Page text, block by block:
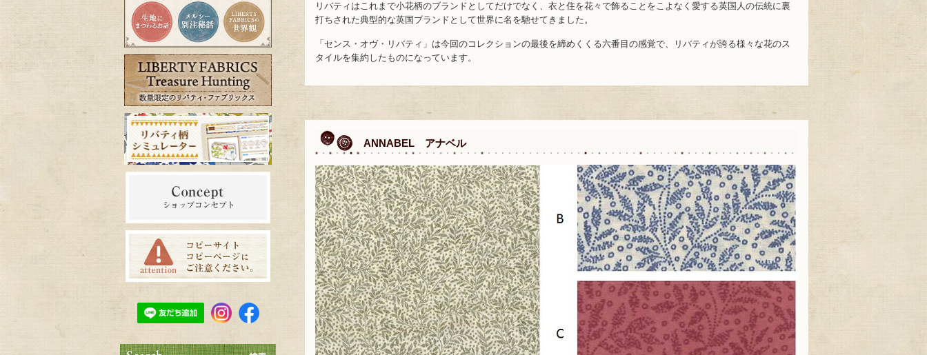
リバティはこれまで小花柄のブランドとしてだけでなく、衣と住を花々で飾ることをこよなく愛する英国人の伝統に裏
打ちされた典型的な英国ブランドとして世界に名を馳せてきました。
「センス・オヴ・リバティ」は今回のコレクションの最後を締めくくる六番目の感覚で、リバティが誇る様々な花のス
タイルを集約したものになっています。
ANNABEL アナベル